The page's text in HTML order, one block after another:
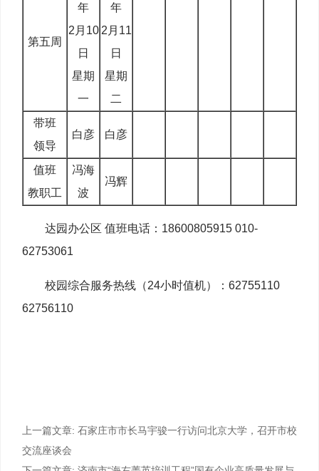
第五周
年
2月10
日
星期
一
年
2月11
日
星期
二
带班
领导
白彦 白彦
值班
教职工
冯海
波
冯辉
达园办公区 值班电话：18600805915 010-
62753061
校园综合服务热线（24小时值机）：62755110
62756110
上一篇文章: 石家庄市市长马宇骏一行访问北京大学，召开市校
交流座谈会